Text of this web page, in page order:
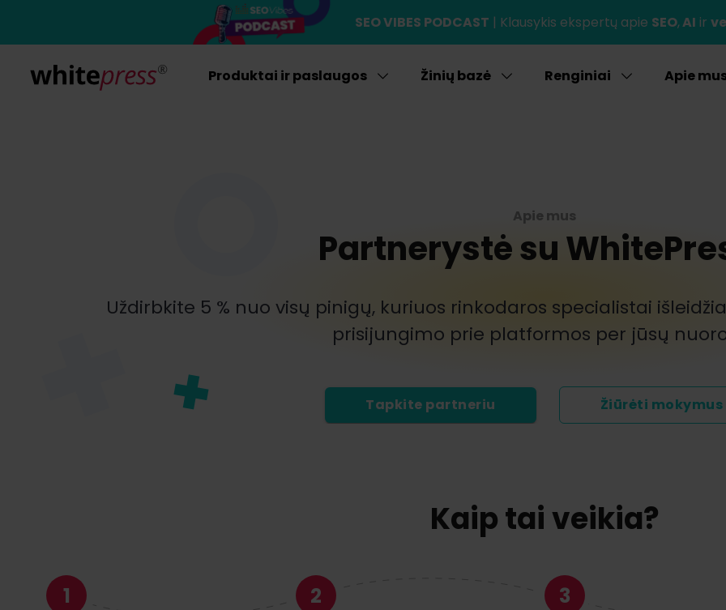
SEO VIBES PODCAST | Klausykis ekspertų apie SEO,AI ir
Produktai ir paslaugos Žinių bazė Renginiai Apie
Apie mus
Partnerystė su
Uždirbkite 5 % nuo visų pinigų, kuriuos rinkodaros specialistai
prisijungimo prie platformos per jūsų
Tapkite partneriu Žiūrėti mokymus
Kaip tai veikia?
1 2 3